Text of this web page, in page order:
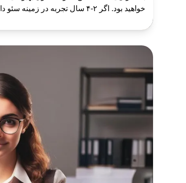
خواهید بود. اگر ۲-۴ سال تجربه در زمینه سئو دارید، رزومه خود را برای ما ارس...